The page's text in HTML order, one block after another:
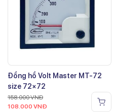
Đồng hồ Volt Master MT-72
size 72×72
158.000VNĐ
108.000 VNĐ